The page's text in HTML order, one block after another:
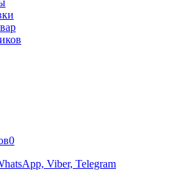
0
Viber, Telegram